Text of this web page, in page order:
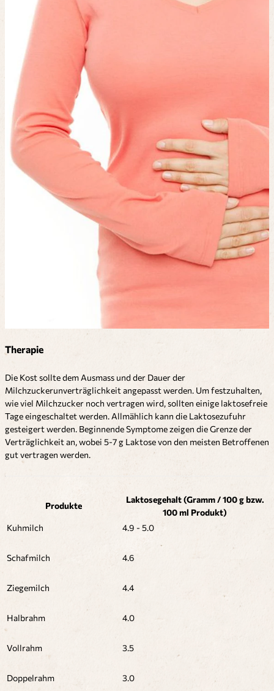
Therapie
Die Kost sollte dem Ausmass und der Dauer der
Milchzuckerunverträglichkeit angepasst werden. Um festzuhalten,
wie viel Milchzucker noch vertragen wird, sollten einige laktosefreie
Tage eingeschaltet werden. Allmählich kann die Laktosezufuhr
gesteigert werden. Beginnende Symptome zeigen die Grenze der
Verträglichkeit an, wobei 5-7 g Laktose von den meisten Betroffenen
gut vertragen werden.
Produkte
Laktosegehalt (Gramm / 100 g bzw.
100 ml Produkt)
Kuhmilch
4.9 - 5.0
Schafmilch 4.6
Ziegemilch 4.4
Halbrahm 4.0
Vollrahm 3.5
Doppelrahm 3.0